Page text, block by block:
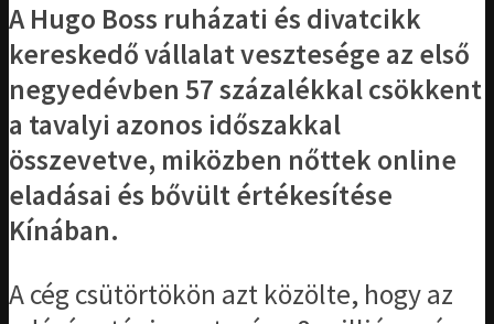
A Hugo Boss ruházati és divatcikk
kereskedő vállalat vesztesége az első
negyedévben 57 százalékkal csökkent
a tavalyi azonos időszakkal
összevetve, miközben nőttek online
eladásai és bővült értékesítése
Kínában.
A cég csütörtökön azt közölte, hogy az